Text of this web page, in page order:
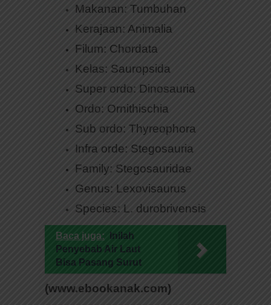
Makanan: Tumbuhan
Kerajaan: Animalia
Filum: Chordata
Kelas: Sauropsida
Super ordo: Dinosauria
Ordo: Ornithischia
Sub ordo: Thyreophora
Infra orde: Stegosauria
Family: Stegosauridae
Genus: Lexovisaurus
Species: L. durobrivensis
Baca juga:
Inilah
Penyebab Air Laut
Bisa Pasang Surut
(www.ebookanak.com)